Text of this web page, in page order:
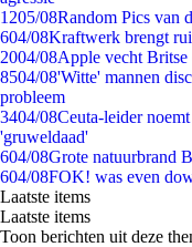
1205/08Random Pics van
604/08Kraftwerk brengt
2004/08Apple vecht
8504/08'Witte' mannen
probleem
3404/08Ceuta-leider
'gruweldaad'
604/08Grote natuurbrand
604/08FOK! was even
Laatste items
Laatste items
Toon berichten uit deze